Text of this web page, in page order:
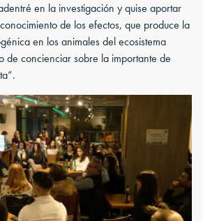
en la investigación y quise aportar
de los efectos, que produce la
en los animales del ecosistema
de concienciar sobre la importante de